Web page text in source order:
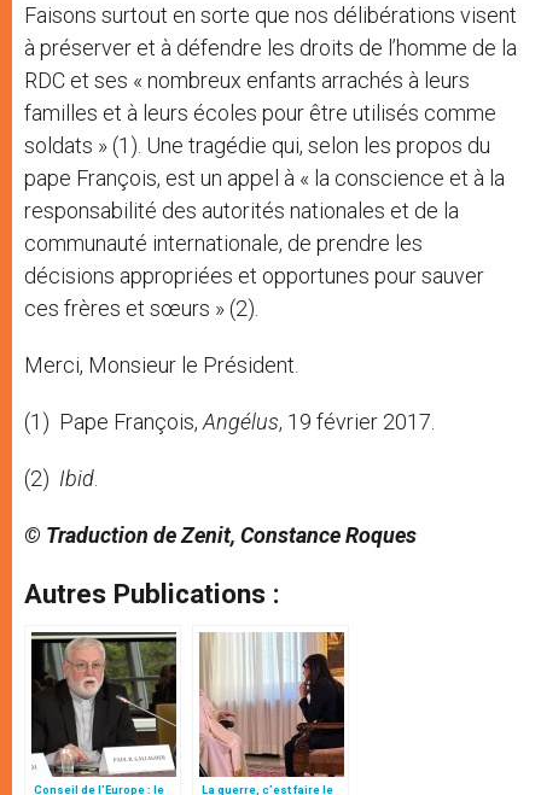
Faisons surtout en sorte que nos délibérations visent
à préserver et à défendre les droits de l’homme de la
RDC et ses « nombreux enfants arrachés à leurs
familles et à leurs écoles pour être utilisés comme
soldats » (1). Une tragédie qui, selon les propos du
pape François, est un appel à « la conscience et à la
responsabilité des autorités nationales et de la
communauté internationale, de prendre les
décisions appropriées et opportunes pour sauver
ces frères et sœurs » (2).
Merci, Monsieur le Président.
(1) Pape François, Angélus, 19 février 2017.
(2) Ibid
© Traduction de Zenit, Constance Roques
Autres Publications :
Conseil de l'Europe : le La guerre, c’est faire le